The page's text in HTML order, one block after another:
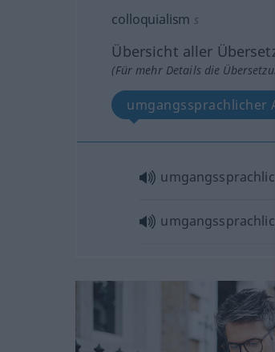
colloquialism s
Übersicht aller
(Für mehr Details die
umgangssprachlicher